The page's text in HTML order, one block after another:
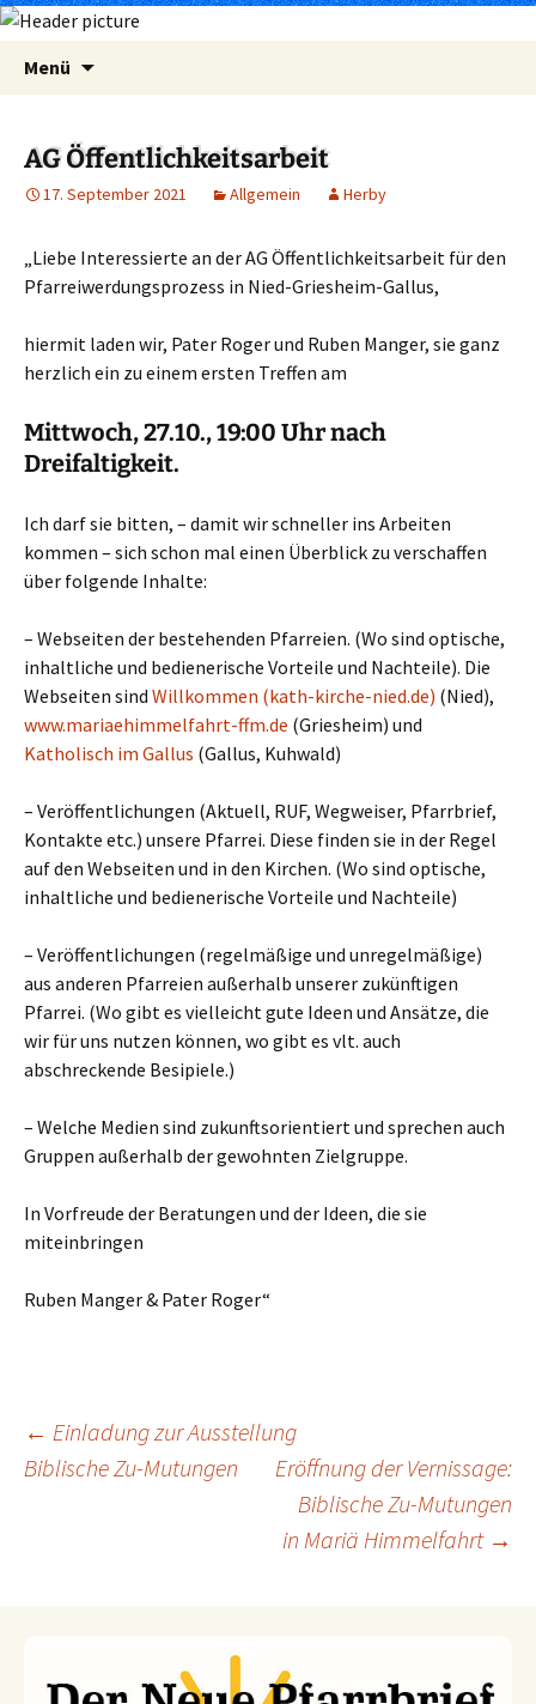
Menü
AG Öffentlichkeitsarbeit
17. September 2021 Allgemein Herby
„Liebe Interessierte an der AG Öffentlichkeitsarbeit für den
Pfarreiwerdungsprozess in Nied-Griesheim-Gallus,
hiermit laden wir, Pater Roger und Ruben Manger, sie ganz
herzlich ein zu einem ersten Treffen am
Mittwoch, 27.10., 19:00 Uhr nach
Dreifaltigkeit.
Ich darf sie bitten, – damit wir schneller ins Arbeiten
kommen – sich schon mal einen Überblick zu verschaffen
über folgende Inhalte:
– Webseiten der bestehenden Pfarreien. (Wo sind optische,
inhaltliche und bedienerische Vorteile und Nachteile). Die
Webseiten sind Willkommen (kath-kirche-nied.de) (Nied),
www.mariaehimmelfahrt-ffm.de (Griesheim) und
Katholisch im Gallus (Gallus, Kuhwald)
– Veröffentlichungen (Aktuell, RUF, Wegweiser, Pfarrbrief,
Kontakte etc.) unsere Pfarrei. Diese finden sie in der Regel
auf den Webseiten und in den Kirchen. (Wo sind optische,
inhaltliche und bedienerische Vorteile und Nachteile)
– Veröffentlichungen (regelmäßige und unregelmäßige)
aus anderen Pfarreien außerhalb unserer zukünftigen
Pfarrei. (Wo gibt es vielleicht gute Ideen und Ansätze, die
wir für uns nutzen können, wo gibt es vlt. auch
abschreckende Besipiele.)
– Welche Medien sind zukunftsorientiert und sprechen auch
Gruppen außerhalb der gewohnten Zielgruppe.
In Vorfreude der Beratungen und der Ideen, die sie
miteinbringen
Ruben Manger & Pater Roger“
Beitragsnavigation
← Einladung zur Ausstellung
Biblische Zu-Mutungen
Eröffnung der Vernissage:
Biblische Zu-Mutungen
in Mariä Himmelfahrt →